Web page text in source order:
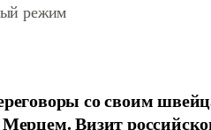
режим
со своим
Визит